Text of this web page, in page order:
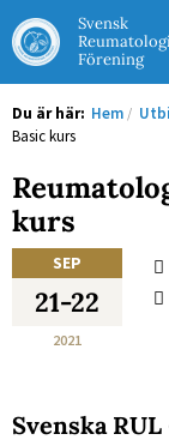
Svensk
Förening
Du är här: Hem /
Basic kurs
kurs
SEP
21-22
2021
Svenska